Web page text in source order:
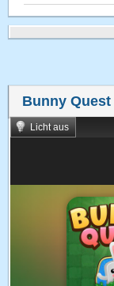
Bunny Quest
Licht aus